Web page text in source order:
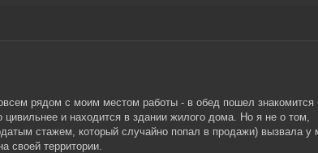
рядом с моим местом работы - в обед пошел знакомится
и находится в здании жилого дома. Но я не о том,
стажем, который случайно попал в продажи) вызвала у
своей территории.